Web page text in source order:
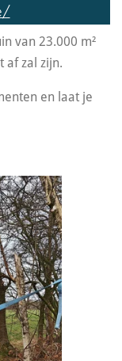
van 23.000 m²
af zal zijn.
en laat je